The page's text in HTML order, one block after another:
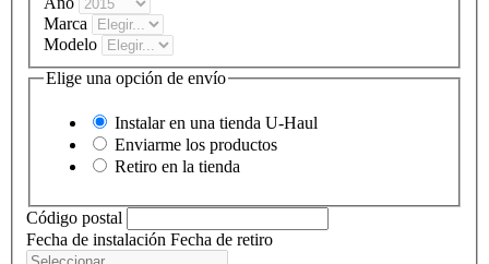
Marca
Modelo
Elige una opción de envío
Instalar en una tienda U-Haul
Enviarme los productos
Retiro en la tienda
Código postal
Fecha de instalación Fecha de retiro